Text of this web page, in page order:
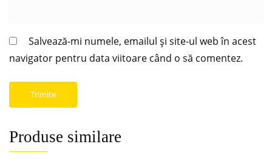
Salvează-mi numele, emailul și site-ul web în acest
navigator pentru data viitoare când o să comentez.
Produse similare